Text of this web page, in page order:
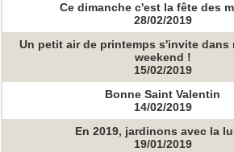
Ce dimanche c'est la fête des
28/02/2019
Un petit air de printemps s'invite dans
weekend !
15/02/2019
Bonne Saint Valentin
14/02/2019
En 2019, jardinons avec la
19/01/2019